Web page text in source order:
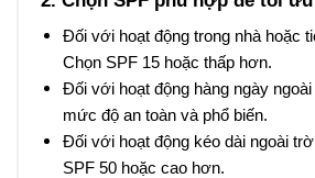
Đối với hoạt động trong nhà hoặc
Chọn SPF 15 hoặc thấp hơn.
Đối với hoạt động hàng ngày
mức độ an toàn và phổ biến.
Đối với hoạt động kéo dài ngoài
SPF 50 hoặc cao hơn.